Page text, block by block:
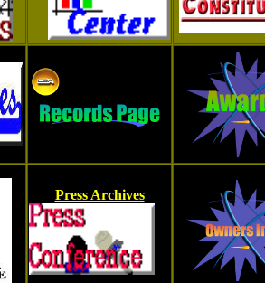
Press Archives